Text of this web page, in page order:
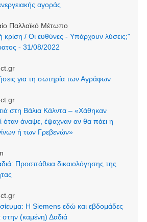
αγοράς
Παλλαϊκό Μέτωπο
κρίση / Οι ευθύνες - Υπάρχουν λύσεις;"
- 31/08/2022
για τη σωτηρία των Αγράφων
στη Βάλια Κάλντα – «Χάθηκαν
όταν άναψε, έψαχναν αν θα πάει η
ή των Γρεβενών»
Προσπάθεια δικαιολόγησης της
Η Siemens εδώ και εβδομάδες
(καμένη) Δαδιά